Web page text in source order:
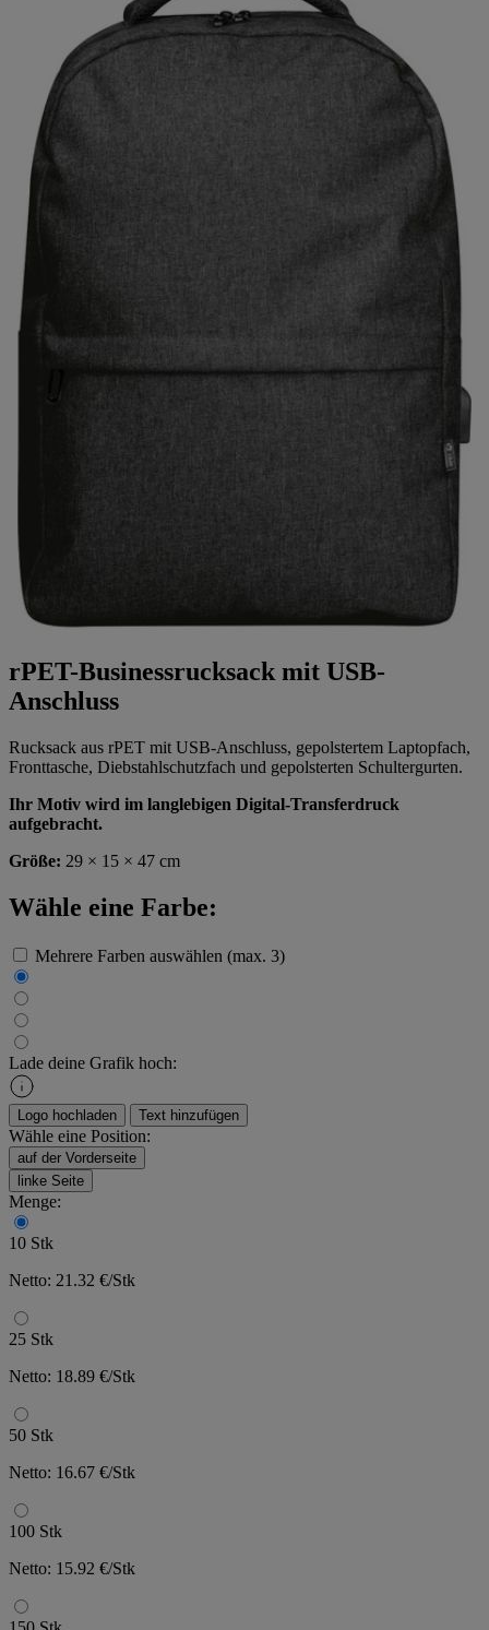
rPET-Businessrucksack mit USB-
Anschluss
Rucksack aus rPET mit USB-Anschluss, gepolstertem Laptopfach,
Fronttasche, Diebstahlschutzfach und gepolsterten Schultergurten.
Ihr Motiv wird im langlebigen Digital-Transferdruck
aufgebracht.
Größe: 29 × 15 × 47 cm
Wähle eine Farbe:
Mehrere Farben auswählen (max. 3)
Lade deine Grafik hoch:
Logo hochladen Text hinzufügen
Wähle eine Position:
auf der Vorderseite
linke Seite
Menge:
10 Stk
Netto: 21.32 €/Stk
25 Stk
Netto: 18.89 €/Stk
50 Stk
Netto: 16.67 €/Stk
100 Stk
Netto: 15.92 €/Stk